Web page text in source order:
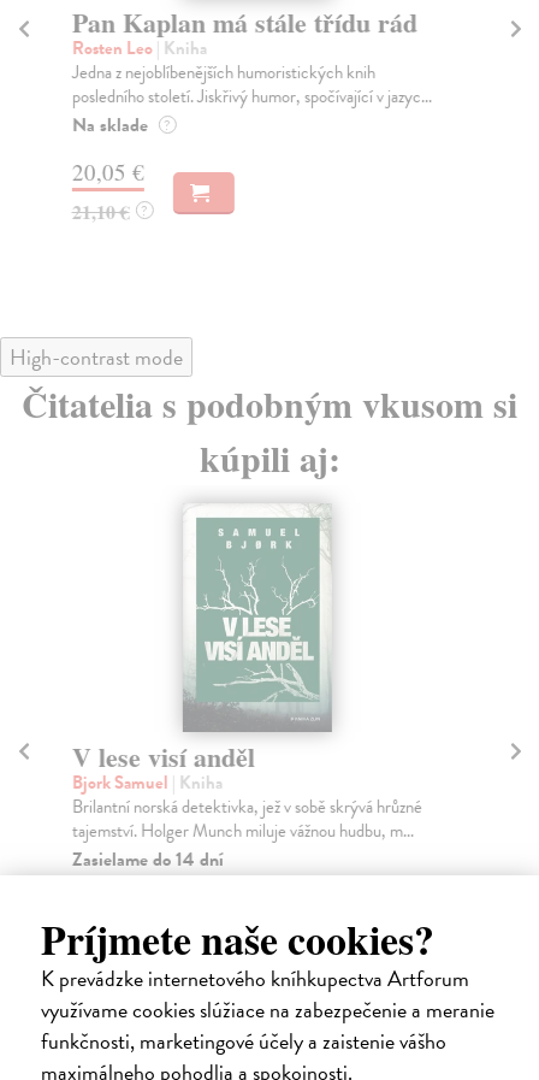
Príjmete naše cookies?
K prevádzke internetového kníhkupectva Artforum
využívame cookies slúžiace na zabezpečenie a meranie
funkčnosti, marketingové účely a zaistenie vášho
maximálneho pohodlia a spokojnosti.
Pan Kaplan má stále třídu rád
Rosten Leo| Kniha
Jedna z nejoblíbenějších humoristických knih
posledního století. Jiskřivý humor, spočívající v jazyc...
Na sklade ?
20,05 €
21,10 € ?
High-contrast mode
Čitatelia s podobným vkusom si
kúpili aj:
V lese visí anděl
Bjork Samuel | Kniha
Brilantní norská detektivka, jež v sobě skrývá hrůzné
tajemství. Holger Munch miluje vážnou hudbu, m...
Zasielame do 14 dní
16,49 € ?